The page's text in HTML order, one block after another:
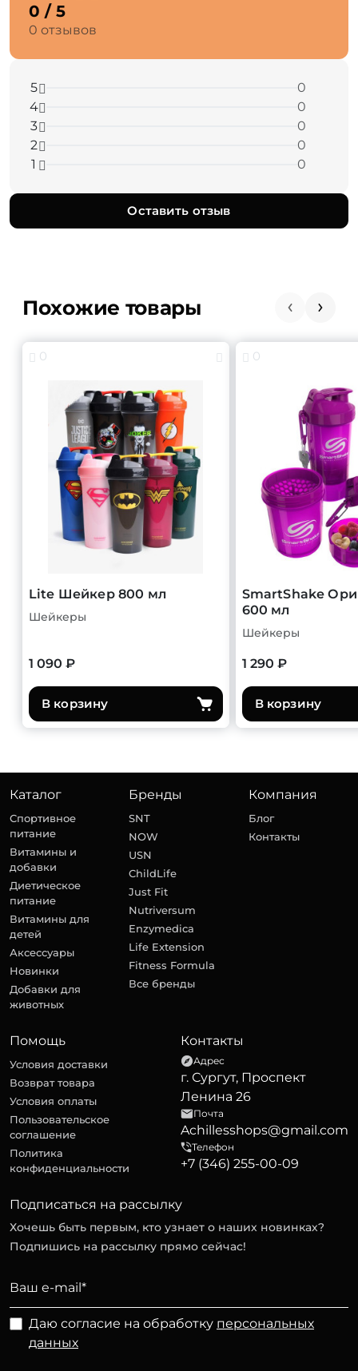
0 / 5
0 отзывов
5
0
4
0
3
0
2
0
1
0
Оставить отзыв
Похожие товары
0
Lite Шейкер 800 мл
Шейкеры
1 090 ₽
В корзину
0
SmartShake
600 мл
Шейкеры
1 290 ₽
В корзину
Каталог
Спортивное
питание
Витамины и
добавки
Диетическое
питание
Витамины для
детей
Аксессуары
Новинки
Добавки для
животных
Бренды
SNT
NOW
USN
ChildLife
Just Fit
Nutriversum
Enzymedica
Life Extension
Fitness Formula
Все бренды
Компания
Блог
Контакты
Помощь
Условия доставки
Возврат товара
Условия оплаты
Пользовательское
соглашение
Политика
конфиденциальности
Контакты
Адрес
г. Сургут, Проспект
Ленина 26
Почта
Achillesshops@gmail.com
Телефон
+7 (346) 255-00-09
Подписаться на рассылку
Хочешь быть первым, кто узнает о наших новинках?
Подпишись на рассылку прямо сейчас!
Даю согласие на обработку персональных
данных